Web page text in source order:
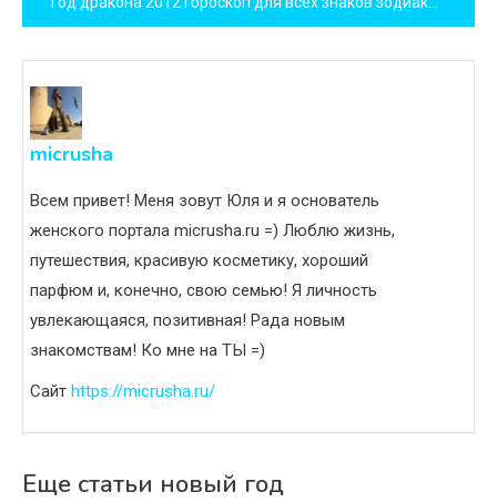
записям
micrusha
Всем привет! Меня зовут Юля и я основатель
женского портала micrusha.ru =) Люблю жизнь,
путешествия, красивую косметику, хороший
парфюм и, конечно, свою семью! Я личность
увлекающаяся, позитивная! Рада новым
знакомствам! Ко мне на ТЫ =)
Сайт https://micrusha.ru/
Еще статьи новый год